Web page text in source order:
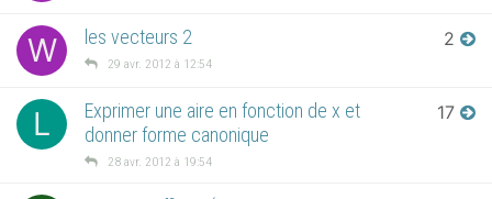
W les vecteurs 2
29 avr. 2012 à 12:54
2
L
Exprimer une aire en fonction de x et
donner forme canonique
28 avr. 2012 à 19:54
17